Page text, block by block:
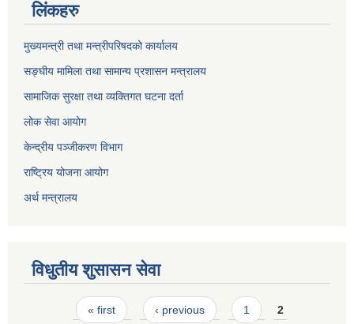
लिंकहरु
मुख्यमन्त्री तथा मन्त्रीपरिषदको कार्यालय
सङ्घीय मामिला तथा सामान्य प्रशासन मन्त्रालय
सामाजिक सुरक्षा तथा व्यक्तिगत घटना दर्ता
लोक सेवा आयोग
केन्द्रीय पञ्जीकरण विभाग
राष्ट्रिय योजना आयोग
अर्थ मन्त्रालय
विधुतीय शुसासन सेवा
Pages« first ‹ previous 1 2